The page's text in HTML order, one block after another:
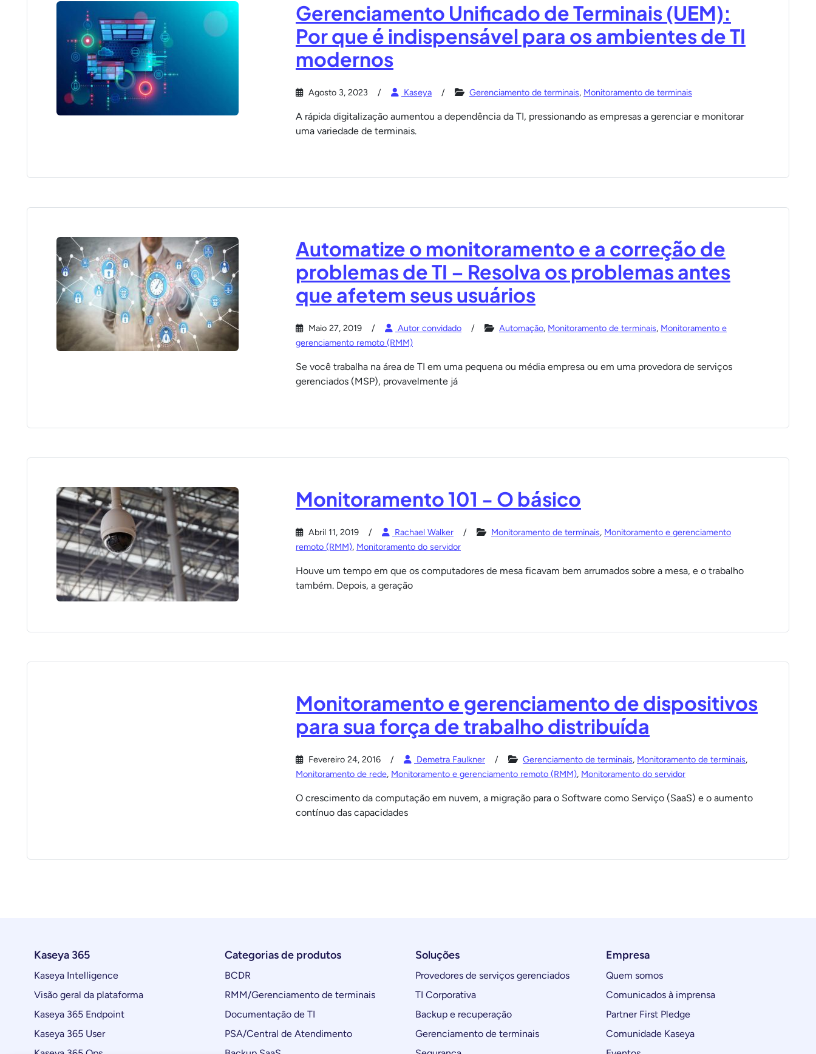
Gerenciamento Unificado de Terminais (UEM):
Por que é indispensável para os ambientes de TI
modernos
Agosto 3, 2023 Kaseya Gerenciamento de terminais, Monitoramento de terminais
A rápida digitalização aumentou a dependência da TI, pressionando as empresas a gerenciar e monitorar
uma variedade de terminais.
Automatize o monitoramento e a correção de
problemas de TI – Resolva os problemas antes
que afetem seus usuários
Maio 27, 2019 Autor convidado Automação, Monitoramento de terminais, Monitoramento e
gerenciamento remoto (RMM)
Se você trabalha na área de TI em uma pequena ou média empresa ou em uma provedora de serviços
gerenciados (MSP), provavelmente já
Monitoramento 101 - O básico
Abril 11, 2019 Rachael Walker Monitoramento de terminais, Monitoramento e gerenciamento
remoto (RMM), Monitoramento do servidor
Houve um tempo em que os computadores de mesa ficavam bem arrumados sobre a mesa, e o trabalho
também. Depois, a geração
Monitoramento e gerenciamento de dispositivos
para sua força de trabalho distribuída
Fevereiro 24, 2016 Demetra Faulkner Gerenciamento de terminais, Monitoramento de terminais,
Monitoramento de rede, Monitoramento e gerenciamento remoto (RMM), Monitoramento do servidor
O crescimento da computação em nuvem, a migração para o Software como Serviço (SaaS) e o aumento
contínuo das capacidades
Kaseya 365
Kaseya Intelligence
Visão geral da plataforma
Kaseya 365 Endpoint
Kaseya 365 User
Categorias de produtos
BCDR
RMM/Gerenciamento de terminais
Documentação de TI
PSA/Central de Atendimento
Soluções
Provedores de serviços gerenciados
TI Corporativa
Backup e recuperação
Gerenciamento de terminais
Empresa
Quem somos
Comunicados à imprensa
Partner First Pledge
Comunidade Kaseya